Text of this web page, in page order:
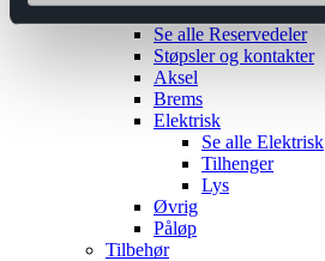
Reservedeler
Se alle Reservedeler
Støpsler og kontakter
Aksel
Brems
Elektrisk
Se alle Elektrisk
Tilhenger
Lys
Øvrig
Påløp
Tilbehør